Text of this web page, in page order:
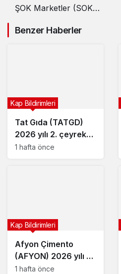
ŞOK Marketler (SOKM)
bilançosunu açıkladı
Benzer Haberler
Tat Gıda (TATGD)
2026 yılı 2. çeyrek
bilançosunu açıkladı
Kap Bildirimleri
1 hafta önce
Afyon Çimento
(AFYON) 2026 yılı 2.
çeyrek bilançosunu
Kap Bildirimleri
1 hafta önce